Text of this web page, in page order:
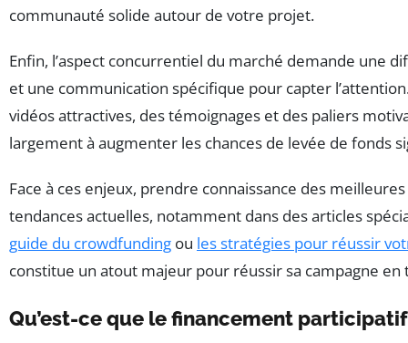
communauté solide autour de votre projet.
Enfin, l’aspect concurrentiel du marché demande une
et une communication spécifique pour capter
vidéos attractives, des témoignages et des paliers
largement à augmenter les chances de levée de fonds
Face à ces enjeux, prendre connaissance des
tendances actuelles, notamment dans des articles
guide du crowdfunding ou les stratégies pour réussir
constitue un atout majeur pour réussir sa campagne
Qu’est-ce que le financement participatif